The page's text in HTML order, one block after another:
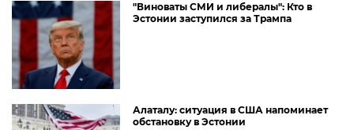
"Виноваты СМИ и либералы": Кто в
Эстонии заступился за Трампа
Алаталу: ситуация в США напоминает
обстановку в Эстонии